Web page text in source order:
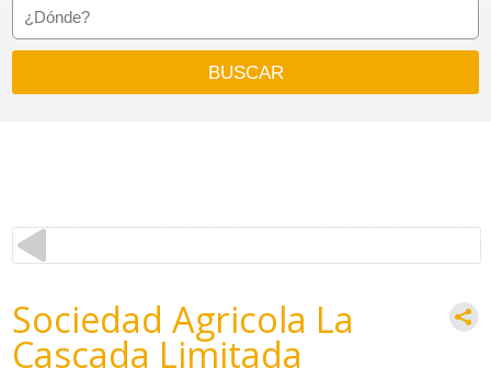
Sociedad Agricola La
Cascada Limitada